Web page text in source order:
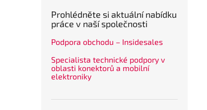
Prohlédněte si aktuální nabídku
práce v naší společnosti
Podpora obchodu – Insidesales
Specialista technické podpory v
oblasti konektorů a mobilní
elektroniky